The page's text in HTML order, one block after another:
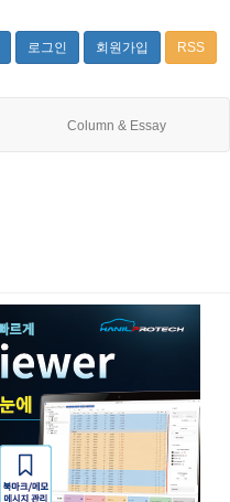
로그인 회원가입 RSS
Column & Essay